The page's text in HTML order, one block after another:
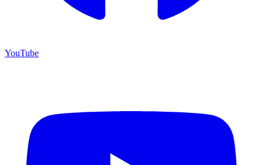
YouTube